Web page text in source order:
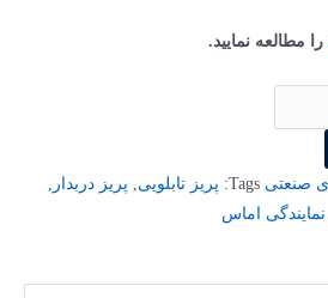
را مطالعه نمایید.
صنعتی Tags: پریز تابلویی, پریز دربدار ,
نمایندگی اماس